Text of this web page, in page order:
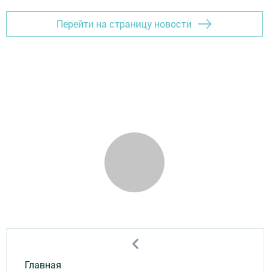
Перейти на страницу новости
Главная